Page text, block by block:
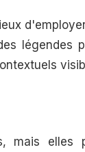
légendes
mais elles